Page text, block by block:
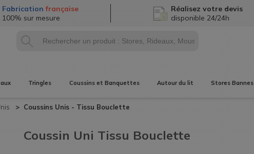
Fabrication française
100% sur mesure
Réalisezvotre devis
disponible 24/24h
Tringles Coussins et Banquettes Autour du lit Stores Bannes
Coussins Unis - Tissu Bouclette
Coussin Uni Tissu Bouclette